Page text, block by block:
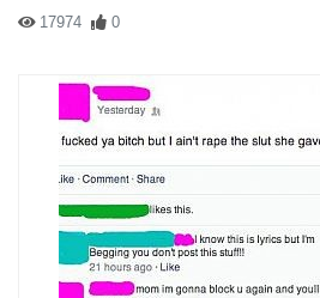
17974 0